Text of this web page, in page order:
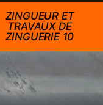
ZINGUEUR ET
TRAVAUX DE
ZINGUERIE 10